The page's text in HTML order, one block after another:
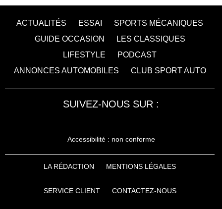
ACTUALITÉS ESSAI
SPORTS MÉCANIQUES
GUIDE OCCASION
LES CLASSIQUES
LIFESTYLE
PODCAST
ANNONCES AUTOMOBILES
CLUB SPORT AUTO
SUIVEZ-NOUS SUR :
Accessibilité : non conforme
LA RÉDACTION MENTIONS LÉGALES
SERVICE CLIENT CONTACTEZ-NOUS